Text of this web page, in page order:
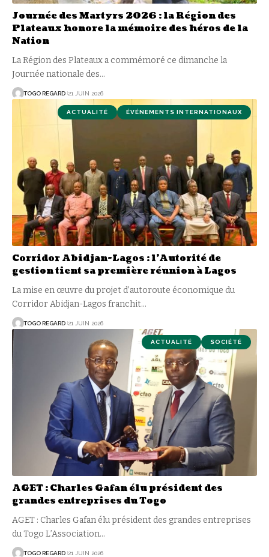
Journée des Martyrs 2026 : la Région des
Plateaux honore la mémoire des héros de la
Nation
La Région des Plateaux a commémoré ce dimanche la
Journée nationale des…
TOGO REGARD 21 JUIN 2026
ACTUALITÉ ÉVÉNEMENTS INTERNATIONAUX
Corridor Abidjan-Lagos : l’Autorité de
gestion tient sa première réunion à Lagos
La mise en œuvre du projet d’autoroute économique du
Corridor Abidjan-Lagos franchit…
TOGO REGARD 21 JUIN 2026
ACTUALITÉ SOCIÉTÉ
AGET : Charles Gafan élu président des
grandes entreprises du Togo
AGET : Charles Gafan élu président des grandes entreprises
du Togo L’Association…
TOGO REGARD 21 JUIN 2026